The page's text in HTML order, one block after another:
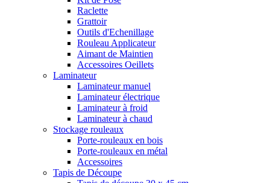
Raclette
Grattoir
Outils d'Echenillage
Rouleau Applicateur
Aimant de Maintien
Accessoires Oeillets
Laminateur
Laminateur manuel
Laminateur électrique
Laminateur à froid
Laminateur à chaud
Stockage rouleaux
Porte-rouleaux en bois
Porte-rouleaux en métal
Accessoires
Tapis de Découpe